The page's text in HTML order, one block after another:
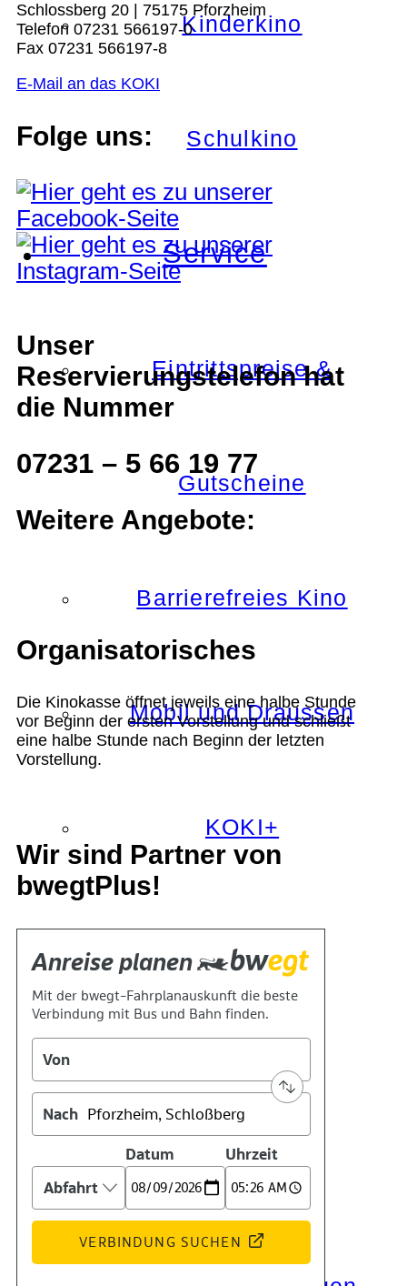
Kinderkino
Schulkino
Service
Eintrittspreise &
Gutscheine
Barrierefreies Kino
Mobil und Draussen
KOKI+
Das Team
Schlossberg 20 | 75175 Pforzheim
Telefon 07231 566197-0
Fax 07231 566197-8
E-Mail an das KOKI
Folge uns:
Unser
Reservierungstelefon hat
die Nummer
07231 – 5 66 19 77
Weitere Angebote:
Organisatorisches
Die Kinokasse öffnet jeweils eine halbe Stunde
vor Beginn der ersten Vorstellung und schließt
eine halbe Stunde nach Beginn der letzten
Vorstellung.
Wir sind Partner von
bwegtPlus!